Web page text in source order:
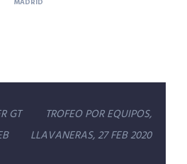
GT
TROFEO POR EQUIPOS,
LLAVANERAS, 27 FEB 2020